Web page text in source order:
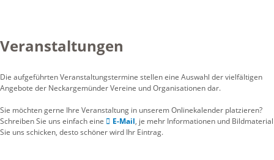
Veranstaltungen
Die aufgeführten Veranstaltungstermine stellen eine Auswahl der vielfältigen
Angebote der Neckargemünder Vereine und Organisationen dar.
Sie möchten gerne Ihre Veranstaltung in unserem Onlinekalender platzieren?
Schreiben Sie uns einfach eine
E-Mail, je mehr Informationen und Bildmaterial
Sie uns schicken, desto schöner wird Ihr Eintrag.